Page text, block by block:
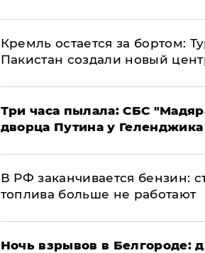
​Кремль остается за бортом:
Пакистан создали новый
Три часа пылала: СБС
дворца Путина у Геленджика
​В РФ заканчивается бензин:
топлива больше не работают
​Ночь взрывов в Белгороде: